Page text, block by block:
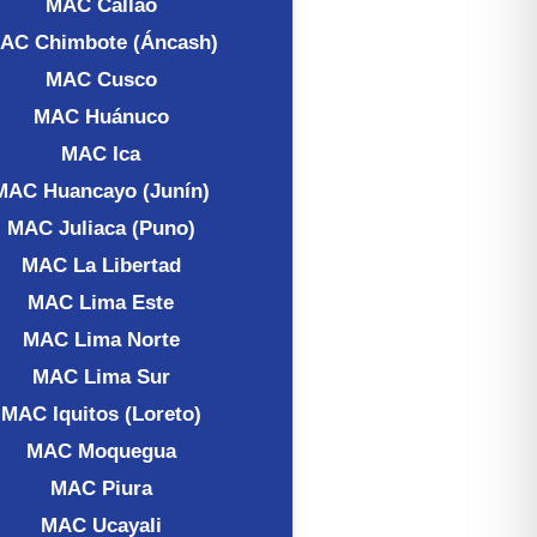
MAC Callao
Chimbote (Áncash)
MAC Cusco
MAC Huánuco
MAC Ica
Huancayo (Junín)
MAC Juliaca (Puno)
MAC La Libertad
MAC Lima Este
MAC Lima Norte
MAC Lima Sur
MAC Iquitos (Loreto)
MAC Moquegua
MAC Piura
MAC Ucayali